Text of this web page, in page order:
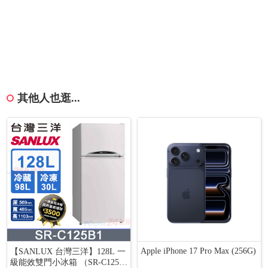
其他人也逛...
【SANLUX 台灣三洋】128L 一
級能效雙門小冰箱 （SR-C125B
Apple iPhone 17 Pro Max (256G)